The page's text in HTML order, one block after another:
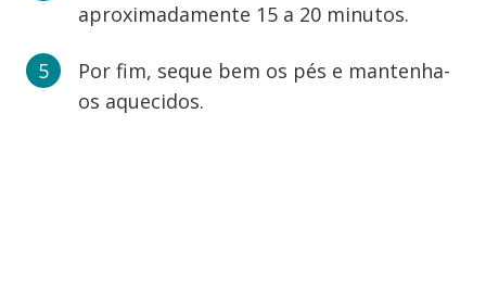
aproximadamente 15 a 20 minutos.
Por fim, seque bem os pés e mantenha-
os aquecidos.